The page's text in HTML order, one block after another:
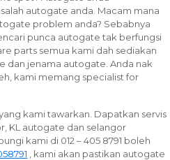
autogate anda. Macam mana
problem anda? Sebabnya
punca autogate tak berfungsi
parts semua kami dah sediakan
dan jenama autogate. Anda nak
kami memang specialist for
kami tawarkan. Dapatkan servis
KL autogate dan selangor
kami di 012 – 405 8791 boleh
, kami akan pastikan autogate